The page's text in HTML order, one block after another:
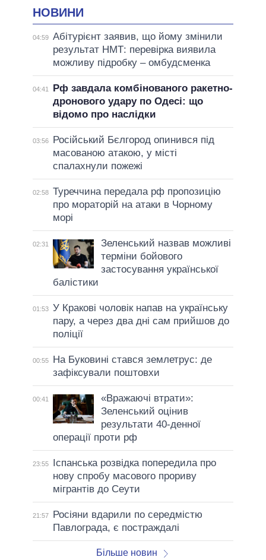
НОВИНИ
04:59 Абітурієнт заявив, що йому змінили
результат НМТ: перевірка виявила
можливу підробку – омбудсменка
04:41
Рф завдала комбінованого ракетно-
дронового удару по Одесі: що
відомо про наслідки
03:56
Російський Бєлгород опинився під
масованою атакою, у місті
спалахнули пожежі
02:58 Туреччина передала рф пропозицію
про мораторій на атаки в Чорному
морі
02:31
Зеленський назвав можливі
терміни бойового
застосування української
балістики
01:53 У Кракові чоловік напав на українську
пару, а через два дні сам прийшов до
поліції
00:55
На Буковині стався землетрус: де
зафіксували поштовхи
00:41
«Вражаючі втрати»:
Зеленський оцінив
результати 40-денної
операції проти рф
23:55
Іспанська розвідка попередила про
нову спробу масового прориву
мігрантів до Сеути
21:57
Росіяни вдарили по середмістю
Павлограда, є постраждалі
Більше новин